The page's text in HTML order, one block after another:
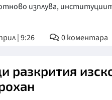
изплува,
| 9:26 0коментара
разкрития